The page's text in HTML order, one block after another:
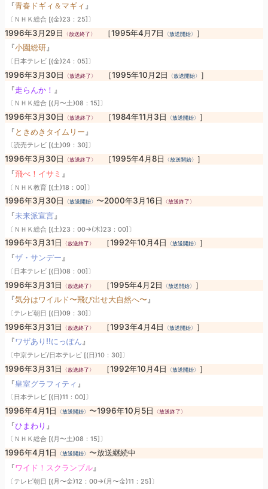
『青春ドギィ＆マギィ 』
〔ＮＨＫ総合 [(金)23：25]〕
1996年3月29日 〈放送終了〉 ［1995年4月7日 〈放送開始〉
］
『小園総研』
〔日本テレビ [(金)24：05]〕
1996年3月30日 〈放送終了〉 ［1995年10月2日 〈放送開始〉
］
『走らんか！ 』
〔ＮＨＫ総合 [(月〜土)08：15]〕
1996年3月30日 〈放送終了〉 ［1984年11月3日 〈放送開始〉
］
『ときめきタイムリー 』
〔読売テレビ [(土)09：30]〕
1996年3月30日 〈放送終了〉 ［1995年4月8日 〈放送開始〉
］
『飛べ！イサミ 』
〔ＮＨＫ教育 [(土)18：00]〕
1996年3月30日 〈放送開始〉 〜2000年3月16日 〈放送終了〉
『未来派宣言』
〔ＮＨＫ総合 [(土)23：00→(木)23：00]〕
1996年3月31日 〈放送終了〉 ［1992年10月4日 〈放送開始〉
］
『ザ・サンデー 』
〔日本テレビ [(日)08：00]〕
1996年3月31日 〈放送終了〉 ［1995年4月2日 〈放送開始〉
］
『気分はワイルド〜飛び出せ大自然へ〜』
〔テレビ朝日 [(日)09：30]〕
1996年3月31日 〈放送終了〉 ［1993年4月4日 〈放送開始〉
］
『ワザあり!!にっぽん』
〔中京テレビ/日本テレビ [(日)10：30]〕
1996年3月31日 〈放送終了〉 ［1992年10月4日 〈放送開始〉
］
『皇室グラフィティ 』
〔日本テレビ [(日)11：00]〕
1996年4月1日 〈放送開始〉 〜1996年10月5日 〈放送終了〉
『ひまわり 』
〔ＮＨＫ総合 [(月〜土)08：15]〕
1996年4月1日 〈放送開始〉 〜放送継続中
『ワイド！スクランブル』
〔テレビ朝日 [(月〜金)12：00→(月〜金)11：25]〕